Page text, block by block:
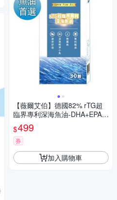
【薇爾艾伯】德國82% rTG超
臨界專利深海魚油-DHA+EPA-1
入/共30粒(高濃度Omega-3-小
顆好吞無腥味)
$499
券
加入購物車